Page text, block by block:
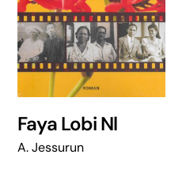
Faya Lobi Nl
A. Jessurun